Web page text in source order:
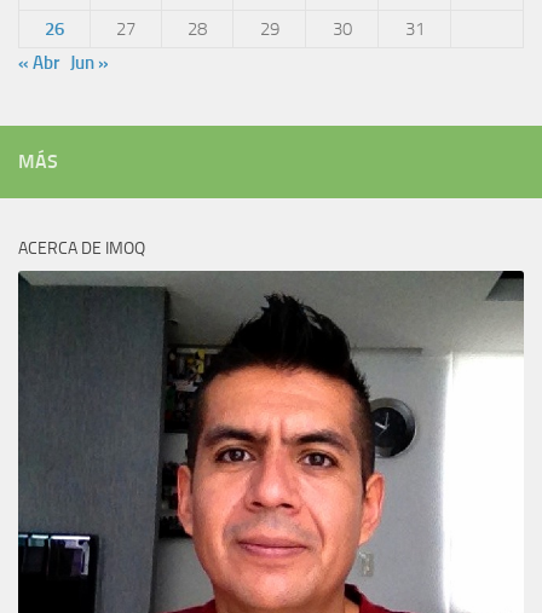
26
27 28 29 30
31
« Abr Jun »
MÁS
ACERCA DE IMOQ